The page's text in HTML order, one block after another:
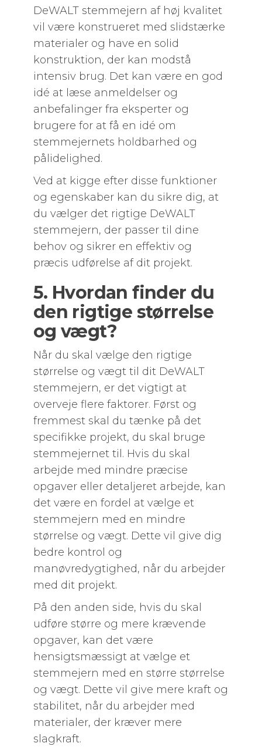
DeWALT stemmejern af høj kvalitet
vil være konstrueret med slidstærke
materialer og have en solid
konstruktion, der kan modstå
intensiv brug. Det kan være en god
idé at læse anmeldelser og
anbefalinger fra eksperter og
brugere for at få en idé om
stemmejernets holdbarhed og
pålidelighed.
Ved at kigge efter disse funktioner
og egenskaber kan du sikre dig, at
du vælger det rigtige DeWALT
stemmejern, der passer til dine
behov og sikrer en effektiv og
præcis udførelse af dit projekt.
5. Hvordan finder du
den rigtige størrelse
og vægt?
Når du skal vælge den rigtige
størrelse og vægt til dit DeWALT
stemmejern, er det vigtigt at
overveje flere faktorer. Først og
fremmest skal du tænke på det
specifikke projekt, du skal bruge
stemmejernet til. Hvis du skal
arbejde med mindre præcise
opgaver eller detaljeret arbejde, kan
det være en fordel at vælge et
stemmejern med en mindre
størrelse og vægt. Dette vil give dig
bedre kontrol og
manøvredygtighed, når du arbejder
med dit projekt.
På den anden side, hvis du skal
udføre større og mere krævende
opgaver, kan det være
hensigtsmæssigt at vælge et
stemmejern med en større størrelse
og vægt. Dette vil give mere kraft og
stabilitet, når du arbejder med
materialer, der kræver mere
slagkraft.